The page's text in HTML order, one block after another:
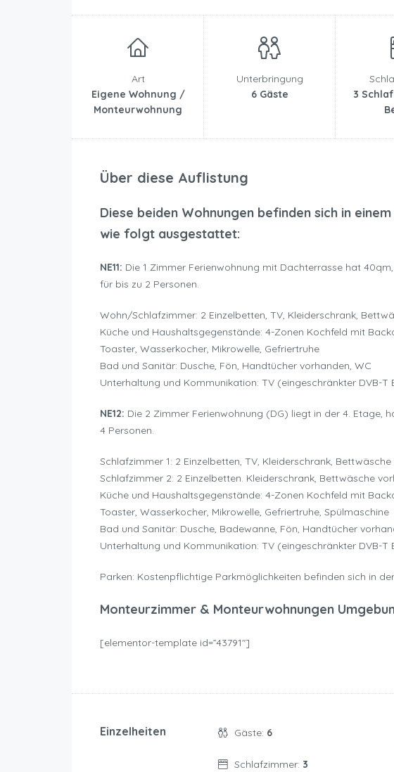
Art
Eigene Wohnung /
Monteurwohnung
Unterbringung
6 Gäste
3
Über diese Auflistung
Diese beiden Wohnungen befinden sich in
wie folgt ausgestattet:
NE11: Die 1 Zimmer Ferienwohnung mit Dachterrasse hat
für bis zu 2 Personen.
Wohn/Schlafzimmer: 2 Einzelbetten, TV, Kleiderschrank,
Küche und Haushaltsgegenstände: 4-Zonen Kochfeld mit
Toaster, Wasserkocher, Mikrowelle, Gefriertruhe
Bad und Sanitär: Dusche, Fön, Handtücher vorhanden, WC
Unterhaltung und Kommunikation: TV (eingeschränkter DVB-T
NE12: Die 2 Zimmer Ferienwohnung (DG) liegt in der 4. Etage,
4 Personen.
Schlafzimmer 1: 2 Einzelbetten, TV, Kleiderschrank,
Schlafzimmer 2: 2 Einzelbetten. Kleiderschrank, Bettwäsche
Küche und Haushaltsgegenstände: 4-Zonen Kochfeld mit
Toaster, Wasserkocher, Mikrowelle, Gefriertruhe, Spülmaschine
Bad und Sanitär: Dusche, Badewanne, Fön, Handtücher
Unterhaltung und Kommunikation: TV (eingeschränkter DVB-T
Parken: Kostenpflichtige Parkmöglichkeiten befinden sich in
Monteurzimmer & Monteurwohnungen
[elementor-template id=”43791″]
Einzelheiten Gäste: 6
Schlafzimmer: 3